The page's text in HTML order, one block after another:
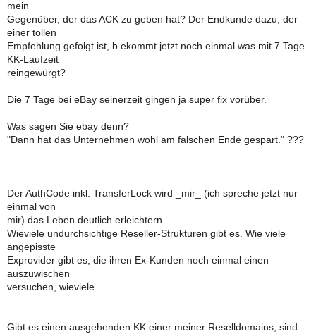
mein
Gegenüber, der das ACK zu geben hat? Der Endkunde dazu, der
einer tollen
Empfehlung gefolgt ist, b ekommt jetzt noch einmal was mit 7 Tage
KK-Laufzeit
reingewürgt?
Die 7 Tage bei eBay seinerzeit gingen ja super fix vorüber.
Was sagen Sie ebay denn?
"Dann hat das Unternehmen wohl am falschen Ende gespart." ???
Der AuthCode inkl. TransferLock wird _mir_ (ich spreche jetzt nur
einmal von
mir) das Leben deutlich erleichtern.
Wieviele undurchsichtige Reseller-Strukturen gibt es. Wie viele
angepisste
Exprovider gibt es, die ihren Ex-Kunden noch einmal einen
auszuwischen
versuchen, wieviele ...
Gibt es einen ausgehenden KK einer meiner Reselldomains, sind